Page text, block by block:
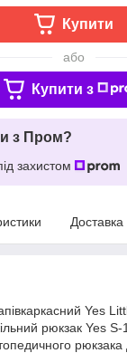
Купити
або
Купити з
з Пром?
захистом
Доставка
Yes
рюкзак Yes
рюкзака